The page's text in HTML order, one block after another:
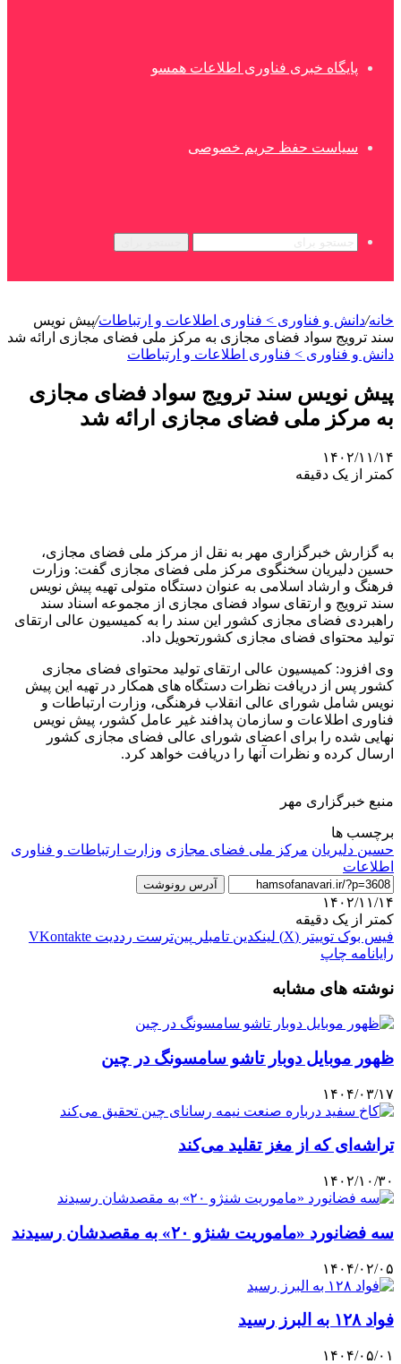
پایگاه خبری فناوری اطلاعات همسو
سیاست حفظ حریم خصوصی
خانه/دانش و فناوری > فناوری اطلاعات و ارتباطات/پیش نویس
سند ترویج سواد فضای مجازی به مرکز ملی فضای مجازی ارائه شد
دانش و فناوری > فناوری اطلاعات و ارتباطات
پیش نویس سند ترویج سواد فضای مجازی
به مرکز ملی فضای مجازی ارائه شد
۱۴۰۲/۱۱/۱۴
کمتر از یک دقیقه
به گزارش خبرگزاری مهر به نقل از مرکز ملی فضای مجازی،
حسین دلیریان سخنگوی مرکز ملی فضای مجازی گفت: وزارت
فرهنگ و ارشاد اسلامی به عنوان دستگاه متولی تهیه پیش نویس
سند ترویج و ارتقای سواد فضای مجازی از مجموعه اسناد سند
راهبردی فضای مجازی کشور این سند را به کمیسیون عالی ارتقای
تولید محتوای فضای مجازی کشورتحویل داد.
وی افزود: کمیسیون عالی ارتقای تولید محتوای فضای مجازی
کشور پس از دریافت نظرات دستگاه های همکار در تهیه این پیش
نویس شامل شورای عالی انقلاب فرهنگی، وزارت ارتباطات و
فناوری اطلاعات و سازمان پدافند غیر عامل کشور، پیش نویس
نهایی شده را برای اعضای شورای عالی فضای مجازی کشور
ارسال کرده و نظرات آنها را دریافت خواهد کرد.
منبع خبرگزاری مهر
برچسب ها
حسین دلیریان مرکز ملی فضای مجازی وزارت ارتباطات و فناوری
اطلاعات
آدرس رونوشت
۱۴۰۲/۱۱/۱۴
کمتر از یک دقیقه
فیس بوک توییتر (X) لینکدین ‫تامبلر ‫پین‌ترست ‫رددیت ‫VKontakte
رایانامه چاپ
نوشته های مشابه
ظهور موبایل دوبار تاشو سامسونگ در چین
۱۴۰۴/۰۳/۱۷
تراشه‌ای که از مغز تقلید می‌کند
۱۴۰۲/۱۰/۳۰
سه فضانورد «ماموریت شنژو ۲۰» به مقصدشان رسیدند
۱۴۰۴/۰۲/۰۵
فواد ۱۲۸ به البرز رسید
۱۴۰۴/۰۵/۰۱